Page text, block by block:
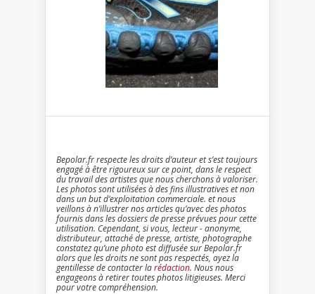
Bepolar.fr respecte les droits d’auteur et s’est toujours
engagé à être rigoureux sur ce point, dans le respect
du travail des artistes que nous cherchons à valoriser.
Les photos sont utilisées à des fins illustratives et non
dans un but d’exploitation commerciale. et nous
veillons à n’illustrer nos articles qu’avec des photos
fournis dans les dossiers de presse prévues pour cette
utilisation. Cependant, si vous, lecteur - anonyme,
distributeur, attaché de presse, artiste, photographe
constatez qu’une photo est diffusée sur Bepolar.fr
alors que les droits ne sont pas respectés, ayez la
gentillesse de contacter larédaction. Nous nous
engageons à retirer toutes photos litigieuses. Merci
pour votre compréhension.